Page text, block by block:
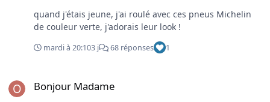
quand j'étais jeune, j'ai roulé avec ces pneus Michelin
de couleur verte, j'adorais leur look !
mardi à 20:103 j 68 réponses 1
Bonjour Madame